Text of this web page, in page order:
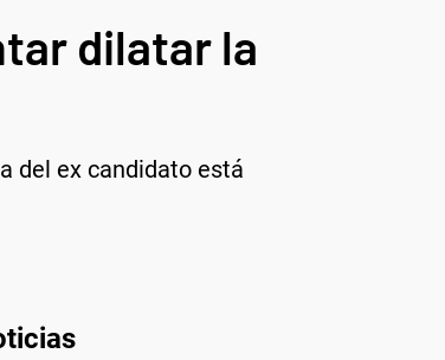
dilatar la
del ex candidato está